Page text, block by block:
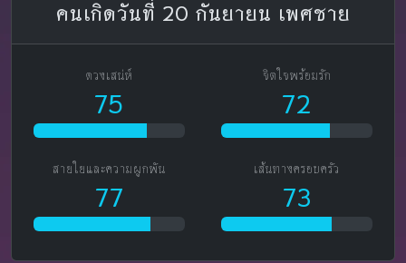
คนเกิดวันที่ 20 กันยายน เพศชาย
ดวงเสน่ห์
75
จิตใจพร้อมรัก
72
สายใยและความผูกพัน
77
เส้นทางครอบครัว
73